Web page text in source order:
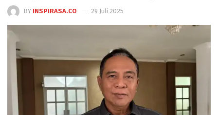
BY INSPIRASA.CO 29 Juli 2025